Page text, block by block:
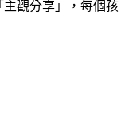
觀分享」，每個孩